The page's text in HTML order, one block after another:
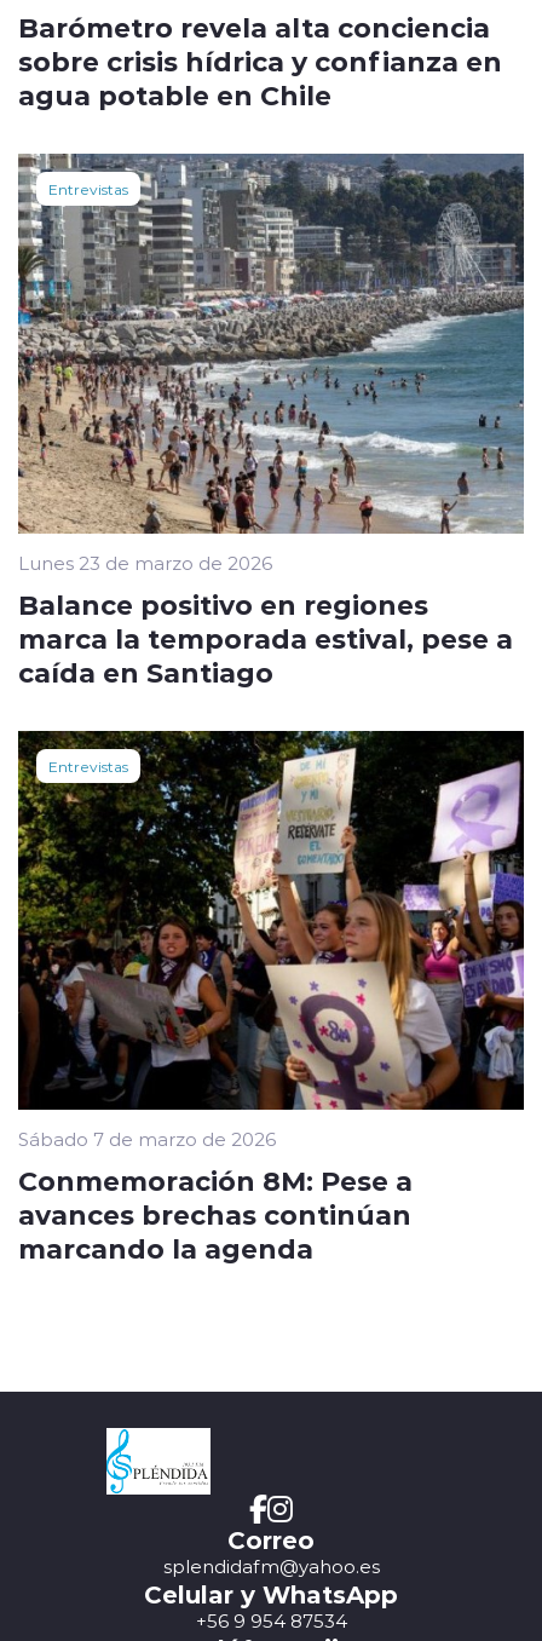
Barómetro revela alta conciencia
sobre crisis hídrica y confianza en
agua potable en Chile
Entrevistas
Lunes 23 de marzo de 2026
Balance positivo en regiones
marca la temporada estival, pese a
caída en Santiago
Entrevistas
Sábado 7 de marzo de 2026
Conmemoración 8M: Pese a
avances brechas continúan
marcando la agenda
Correo
splendidafm@yahoo.es
Celular y WhatsApp
+56 9 954 87534